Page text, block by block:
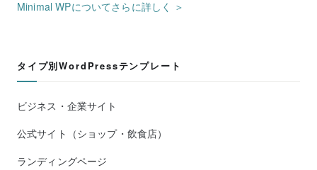
Minimal WPについてさらに詳しく ＞
タイプ別WordPressテンプレート
ビジネス・企業サイト
公式サイト（ショップ・飲食店）
ランディングページ